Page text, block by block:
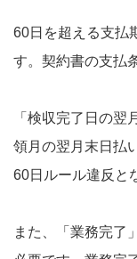
60日を超える支払
す。契約書の支払
「検収完了日の
領月の翌月末日払
60日ルール違反と
また、「業務完了